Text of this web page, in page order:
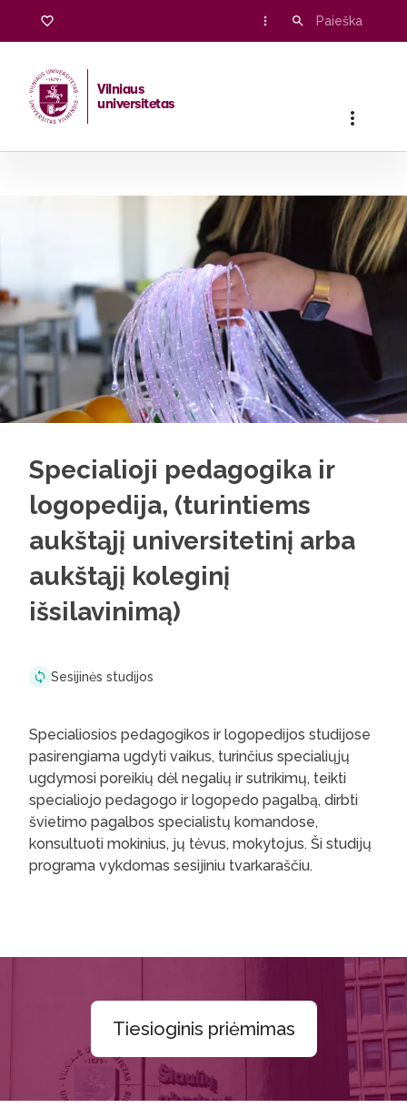
Vilniaus
universitetas
Specialioji pedagogika ir
logopedija, (turintiems
aukštąjį universitetinį arba
aukštąjį koleginį
išsilavinimą)
Sesijinės studijos
Specialiosios pedagogikos ir logopedijos studijose
pasirengiama ugdyti vaikus, turinčius specialiųjų
ugdymosi poreikių dėl negalių ir sutrikimų, teikti
specialiojo pedagogo ir logopedo pagalbą, dirbti
švietimo pagalbos specialistų komandose,
konsultuoti mokinius, jų tėvus, mokytojus. Ši studijų
programa vykdomas sesijiniu tvarkaraščiu.
Tiesioginis priėmimas